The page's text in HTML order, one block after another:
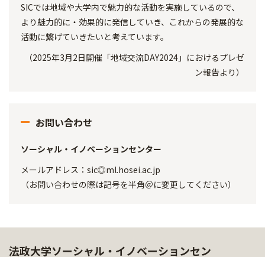
SICでは地域や大学内で魅力的な活動を実施しているので、
より魅力的に・効果的に発信していき、これからの発展的な
活動に繋げていきたいと考えています。
（2025年3月2日開催「地域交流DAY2024」におけるプレゼ
ン報告より）
お問い合わせ
ソーシャル・イノベーションセンター
メールアドレス：sic◎ml.hosei.ac.jp
（お問い合わせの際は記号を半角＠に変更してください）
法政大学ソーシャル・イノベーションセン